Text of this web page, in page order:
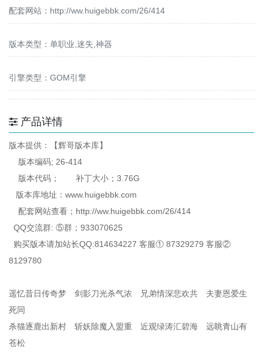
配套网站： http://ww.huigebbk.com/26/414
版本类型：单职业,迷失,神器
引擎类型：GOM引擎
产品详情
版本提供：【辉哥版本库】
版本编码; 26-414
版本代码； 补丁大小；3.76G
版本库地址：www.huigebbk.com
配套网站查看；http://ww.huigebbk.com/26/414
QQ交流群: ⑤群；933070625
购买版本请加站长QQ:814634227 客服① 87329279 客服②
8129780
遥忆昔日传奇梦 剑影刀光杀气浓 兄弟情深悲欢共 夫妻恩爱生
死同
杀猫逐鹿出新村 斩妖除魔入盟重 近观绿涛汇碧海 远眺青山有
苍松